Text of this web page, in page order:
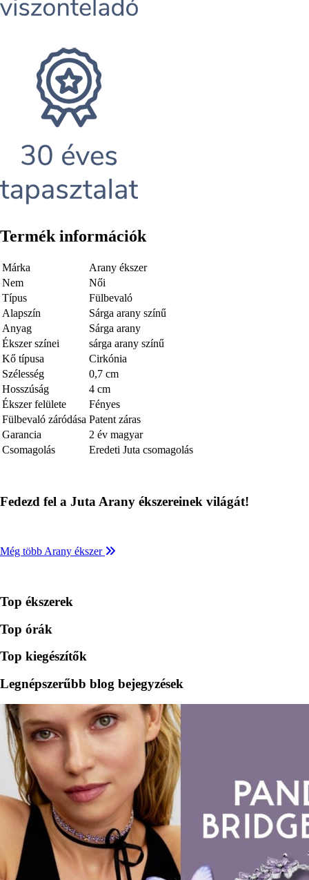
Termék információk
Márka
Arany ékszer
Nem
Női
Típus
Fülbevaló
Alapszín
Sárga arany színű
Anyag
Sárga arany
Ékszer színei
sárga arany színű
Kő típusa
Cirkónia
Szélesség
0,7 cm
Hosszúság
4 cm
Ékszer felülete
Fényes
Fülbevaló záródása Patent záras
Garancia
2 év magyar
Csomagolás
Eredeti Juta csomagolás
Fedezd fel a Juta Arany ékszereinek világát!
Még több Arany ékszer
Top ékszerek
Top órák
Top kiegészítők
Legnépszerűbb blog bejegyzések